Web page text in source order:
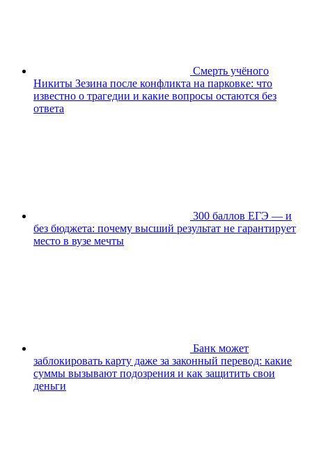
Смерть учёного
Никиты Зезина после конфликта на парковке: что
известно о трагедии и какие вопросы остаются без
ответа
300 баллов ЕГЭ — и
без бюджета: почему высший результат не гарантирует
место в вузе мечты
Банк может
заблокировать карту даже за законный перевод: какие
суммы вызывают подозрения и как защитить свои
деньги